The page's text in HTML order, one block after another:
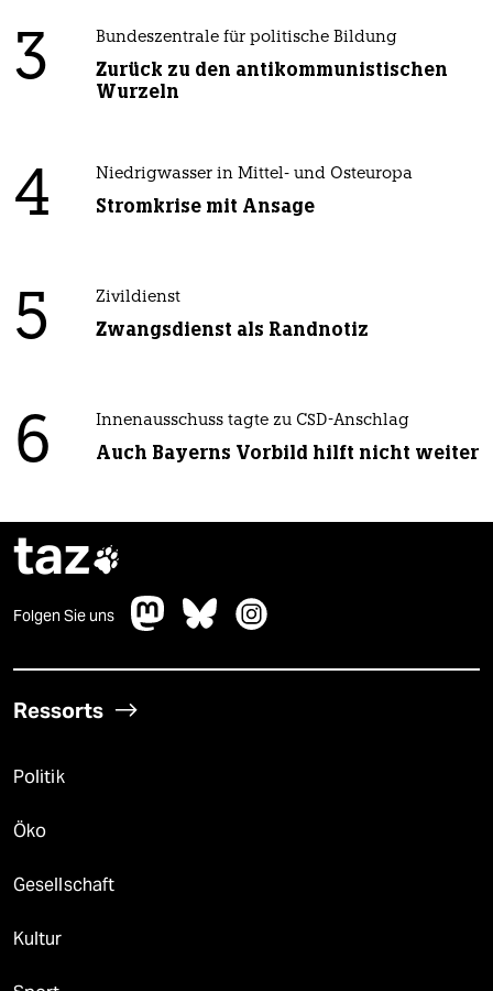
3 Bundeszentrale für politische Bildung
Zurück zu den antikommunistischen
Wurzeln
4 Niedrigwasser in Mittel- und Osteuropa
Stromkrise mit Ansage
5 Zivildienst
Zwangsdienst als Randnotiz
6 Innenausschuss tagte zu CSD-Anschlag
Auch Bayerns Vorbild hilft nicht weiter
taz
Folgen Sie uns
Ressorts
Politik
Öko
Gesellschaft
Kultur